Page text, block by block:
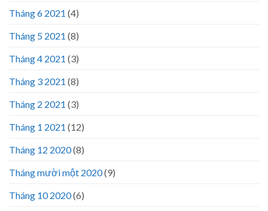
Tháng 6 2021 (4)
Tháng 5 2021 (8)
Tháng 4 2021 (3)
Tháng 3 2021 (8)
Tháng 2 2021 (3)
Tháng 1 2021 (12)
Tháng 12 2020(8)
Tháng mười một 2020(9)
Tháng 10 2020(6)